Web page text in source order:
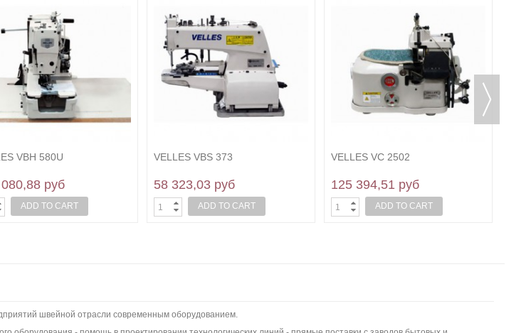
VBH 580U
руб
ADD TO CART
VELLES VBS 373
58 323,03 руб
ADD TO CART
VELLES VC 2502
125 394,51 руб
ADD TO CART
швейной отрасли современным оборудованием.